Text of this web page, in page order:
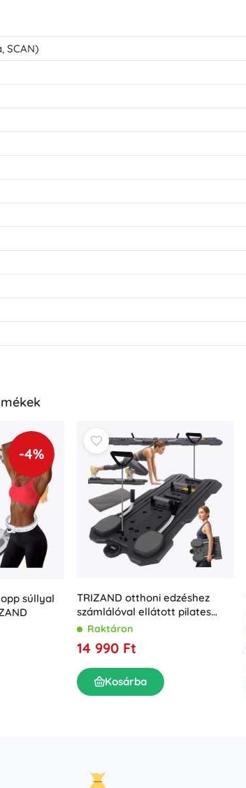
SCAN)
-4%
súllyal
TRIZAND otthoni edzéshez
számlálóval ellátott pilates
deszka
Raktáron
14 990 Ft
Kosárba